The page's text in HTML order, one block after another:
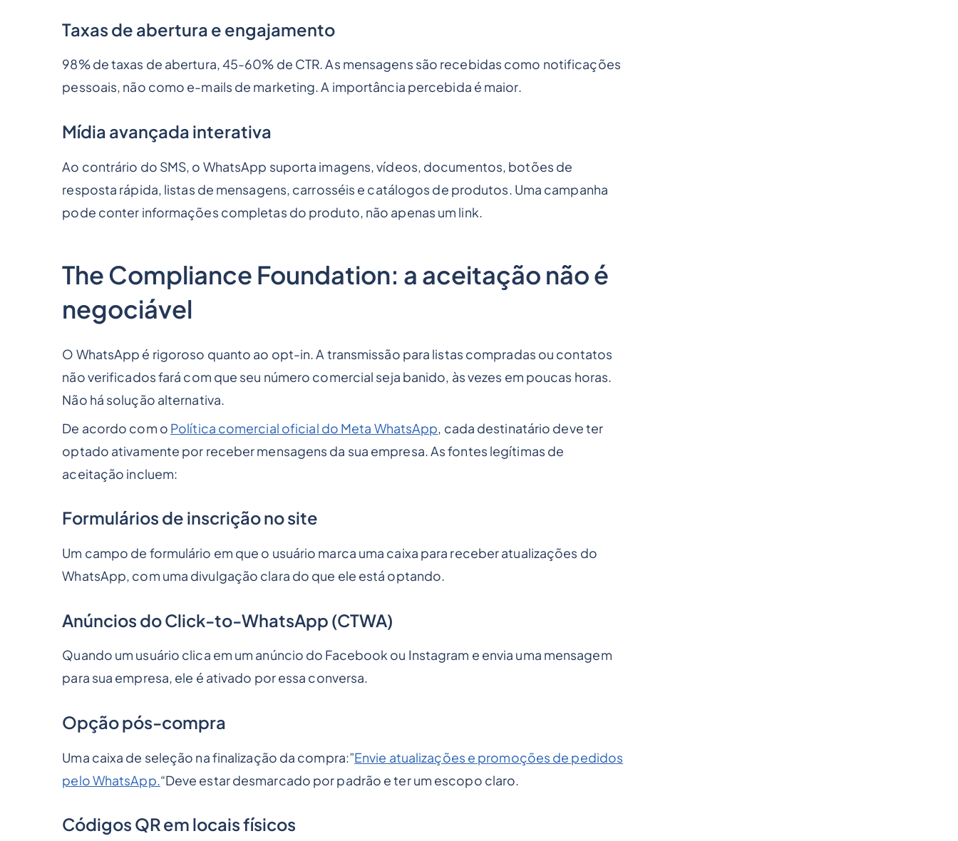
Taxas de abertura e engajamento
98% de taxas de abertura, 45-60% de CTR. As mensagens são recebidas como notificações
pessoais, não como e-mails de marketing. A importância percebida é maior.
Mídia avançada interativa
Ao contrário do SMS, o WhatsApp suporta imagens, vídeos, documentos, botões de
resposta rápida, listas de mensagens, carrosséis e catálogos de produtos. Uma campanha
pode conter informações completas do produto, não apenas um link.
The Compliance Foundation: a aceitação não é
negociável
O WhatsApp é rigoroso quanto ao opt-in. A transmissão para listas compradas ou contatos
não verificados fará com que seu número comercial seja banido, às vezes em poucas horas.
Não há solução alternativa.
De acordo com o Política comercial oficial do Meta WhatsApp, cada destinatário deve ter
optado ativamente por receber mensagens da sua empresa. As fontes legítimas de
aceitação incluem:
Formulários de inscrição no site
Um campo de formulário em que o usuário marca uma caixa para receber atualizações do
WhatsApp, com uma divulgação clara do que ele está optando.
Anúncios do Click-to-WhatsApp (CTWA)
Quando um usuário clica em um anúncio do Facebook ou Instagram e envia uma mensagem
para sua empresa, ele é ativado por essa conversa.
Opção pós-compra
Uma caixa de seleção na finalização da compra:”Envie atualizações e promoções de pedidos
pelo WhatsApp.“Deve estar desmarcado por padrão e ter um escopo claro.
Códigos QR em locais físicos